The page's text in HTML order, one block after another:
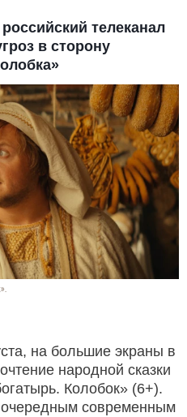
телеканал
в сторону
на большие экраны в
народной сказки
Колобок» (6+).
современным